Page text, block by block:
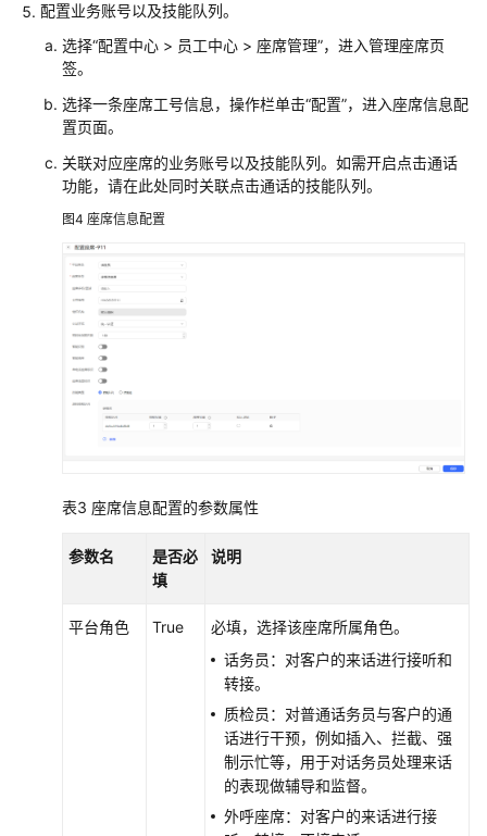
配置业务账号以及技能队列。
选择“配置中心 > 员工中心 > 座席管理”，进入管理座席页
签。
选择一条座席工号信息，操作栏单击“配置”，进入座席信息配
置页面。
关联对应座席的业务账号以及技能队列。如需开启点击通话
功能，请在此处同时关联点击通话的技能队列。
图4 座席信息配置
表3 座席信息配置的参数属性
参数名
是否必
填
说明
平台角色 True
必填，选择该座席所属角色。
话务员：对客户的来话进行接听和
转接。
质检员：对普通话务员与客户的通
话进行干预，例如插入、拦截、强
制示忙等，用于对话务员处理来话
的表现做辅导和监督。
外呼座席：对客户的来话进行接